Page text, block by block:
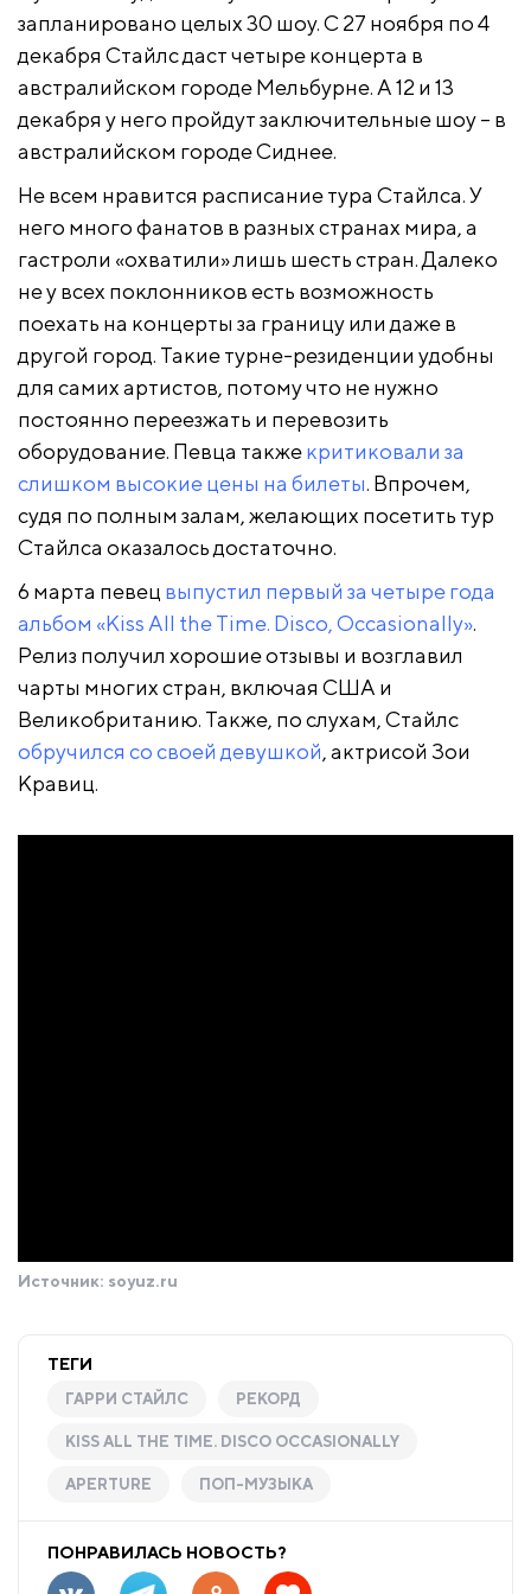
запланировано целых 30 шоу. С 27 ноября по 4
декабря Стайлс даст четыре концерта в
австралийском городе Мельбурне. А 12 и 13
декабря у него пройдут заключительные шоу – в
австралийском городе Сиднее.
Не всем нравится расписание тура Стайлса. У
него много фанатов в разных странах мира, а
гастроли «охватили» лишь шесть стран. Далеко
не у всех поклонников есть возможность
поехать на концерты за границу или даже в
другой город. Такие турне-резиденции удобны
для самих артистов, потому что не нужно
постоянно переезжать и перевозить
оборудование. Певца такжекритиковали за
слишком высокие цены на билеты. Впрочем,
судя по полным залам, желающих посетить тур
Стайлса оказалось достаточно.
6 марта певец выпустил первый за четыре года
альбом «Kiss All the Time. Disco, Occasionally».
Релиз получил хорошие отзывы и возглавил
чарты многих стран, включая США и
Великобританию. Также, по слухам, Стайлс
обручился со своей девушкой, актрисой Зои
Кравиц.
Источник: soyuz.ru
ТЕГИ
ГАРРИ СТАЙЛС РЕКОРД
KISS ALL THE TIME. DISCO OCCASIONALLY
APERTURE ПОП-МУЗЫКА
ПОНРАВИЛАСЬ НОВОСТЬ?